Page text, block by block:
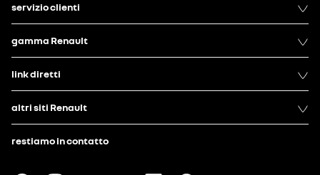
servizio clienti
gamma Renault
link diretti
altri siti Renault
restiamo in contatto